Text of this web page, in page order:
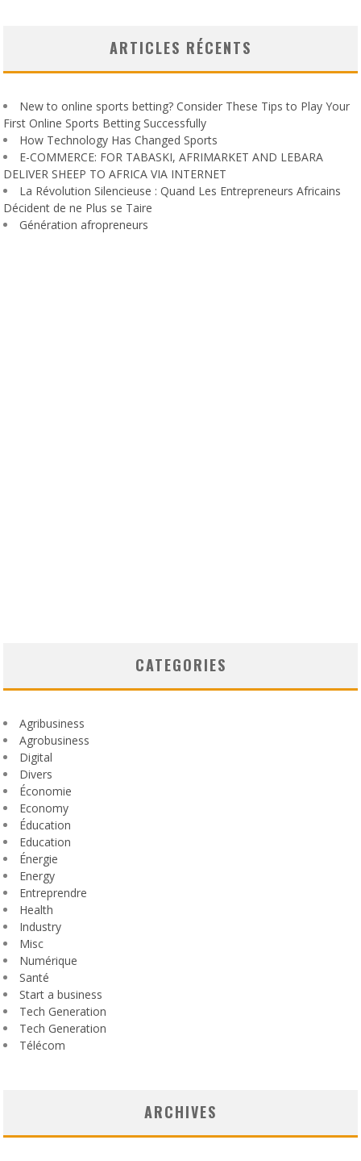
ARTICLES RÉCENTS
New to online sports betting? Consider These Tips to Play Your
First Online Sports Betting Successfully
How Technology Has Changed Sports
E-COMMERCE: FOR TABASKI, AFRIMARKET AND LEBARA
DELIVER SHEEP TO AFRICA VIA INTERNET
La Révolution Silencieuse : Quand Les Entrepreneurs Africains
Décident de ne Plus se Taire
Génération afropreneurs
CATEGORIES
Agribusiness
Agrobusiness
Digital
Divers
Économie
Economy
Éducation
Education
Énergie
Energy
Entreprendre
Health
Industry
Misc
Numérique
Santé
Start a business
Tech Generation
Tech Generation
Télécom
ARCHIVES